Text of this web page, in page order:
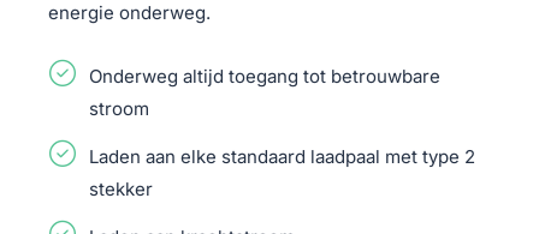
energie onderweg.
Onderweg altijd toegang tot betrouwbare
stroom
Laden aan elke standaard laadpaal met type 2
stekker